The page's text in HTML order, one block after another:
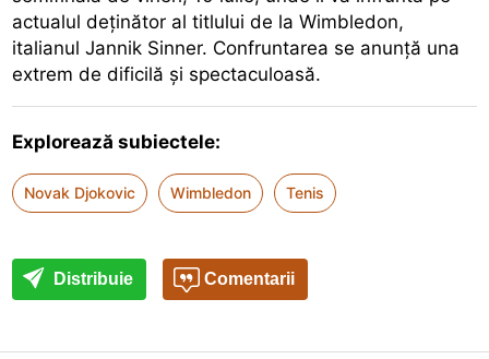
actualul deținător al titlului de la Wimbledon,
italianul Jannik Sinner. Confruntarea se anunță una
extrem de dificilă și spectaculoasă.
Explorează subiectele:
Novak Djokovic Wimbledon Tenis
Distribuie Comentarii